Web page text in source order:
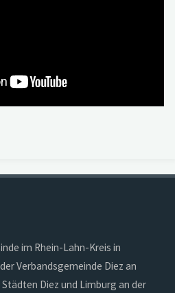
im Rhein-Lahn-Kreis in
Verbandsgemeinde Diez an
Diez und Limburg an der